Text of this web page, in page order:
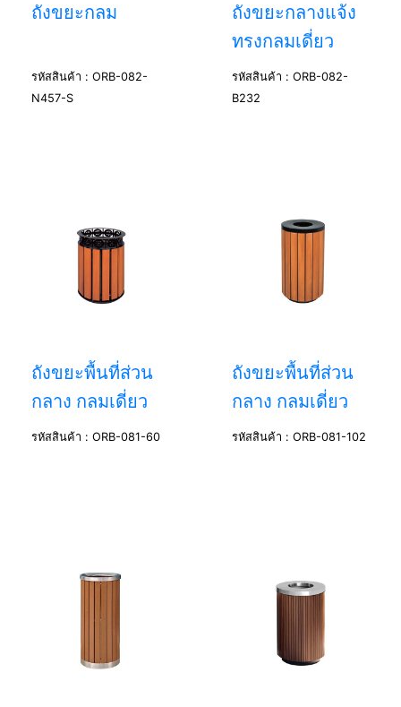
ถังขยะกลม
รหัสสินค้า : ORB-082-
N457-S
ถังขยะกลางแจ้ง
ทรงกลมเดี่ยว
รหัสสินค้า : ORB-082-
B232
ถังขยะพื้นที่ส่วน
กลาง กลมเดี่ยว
รหัสสินค้า : ORB-081-60
ถังขยะพื้นที่ส่วน
กลาง กลมเดี่ยว
รหัสสินค้า : ORB-081-102